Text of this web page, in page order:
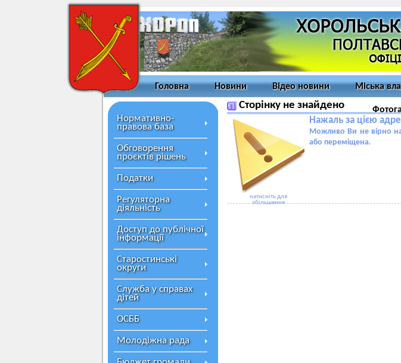
Головна Новини Відео новини Міська
Нормативно-
правова база
Обговорення
проєктів рішень
Податки
Регуляторна
діяльність
Доступ до публічної
інформації
Старостинські
округи
Служба у справах
дітей
ОСББ
Молодіжна рада
Сторінку не знайдено
натисніть для
збільшення
Нажаль за цією
Можливо Ви не вірно
або переміщена.